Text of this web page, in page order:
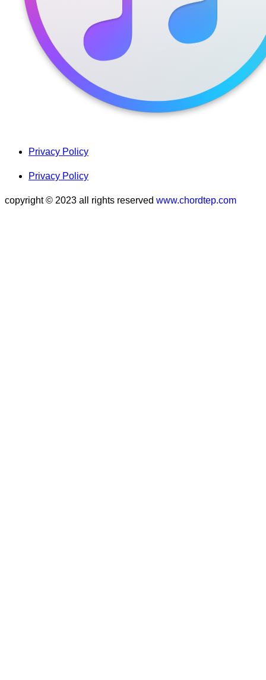
Privacy Policy
Privacy Policy
copyright © 2023 all rights reserved www.chordtep.com